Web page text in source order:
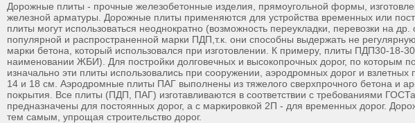
Дорожные плиты - прочные железобетонные изделия, прямоугольной формы,
железной арматуры. Дорожные плиты применяются для устройства временных или
плиты могут использоваться неоднократно (возможность переукладки, перевозки
популярной и распространенной марки ПДП,т.к. они способны выдержать не
марки бетона, который использовался при изготовлении. К примеру, плиты ПДП30-18-
наименовании ЖБИ). Для постройки долговечных и высокопрочных дорог, по которым
изначально эти плиты использовались при сооружении, аэродромных дорог и
14 и 18 см. Аэродромные плиты ПАГ выполнены из тяжелого сверхпрочного бетона и
покрытия. Все плиты (ПДП, ПАГ) изготавливаются в соответствии с требованиями
предназначены для постоянных дорог, а с маркировкой 2П - для временных дорог.
тем самым, упрощая строительство дорог.